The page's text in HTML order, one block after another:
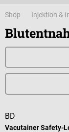
Shop Injektion &
BD
Vacutainer Safety-